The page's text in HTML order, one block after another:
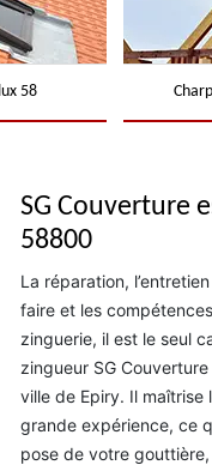
58
SG Couverture
58800
La réparation,
faire et les
zinguerie, il est le seul
zingueur SG
ville de Epiry. Il
grande expérience, ce
pose de votre